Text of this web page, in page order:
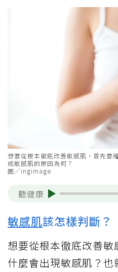
想要從根本徹底改善敏感肌，首先要
成敏感肌的原因為何？
圖／ingimage
聽健康
敏感肌該怎樣判斷？
想要從根本徹底改善
什麼會出現敏感肌？